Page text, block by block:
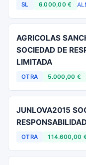
SL 6.000,00 €
AGRICOLAS
SOCIEDAD DE
LIMITADA
OTRA 5.000,00 €
JUNLOVA2015
OTRA 114.600,00